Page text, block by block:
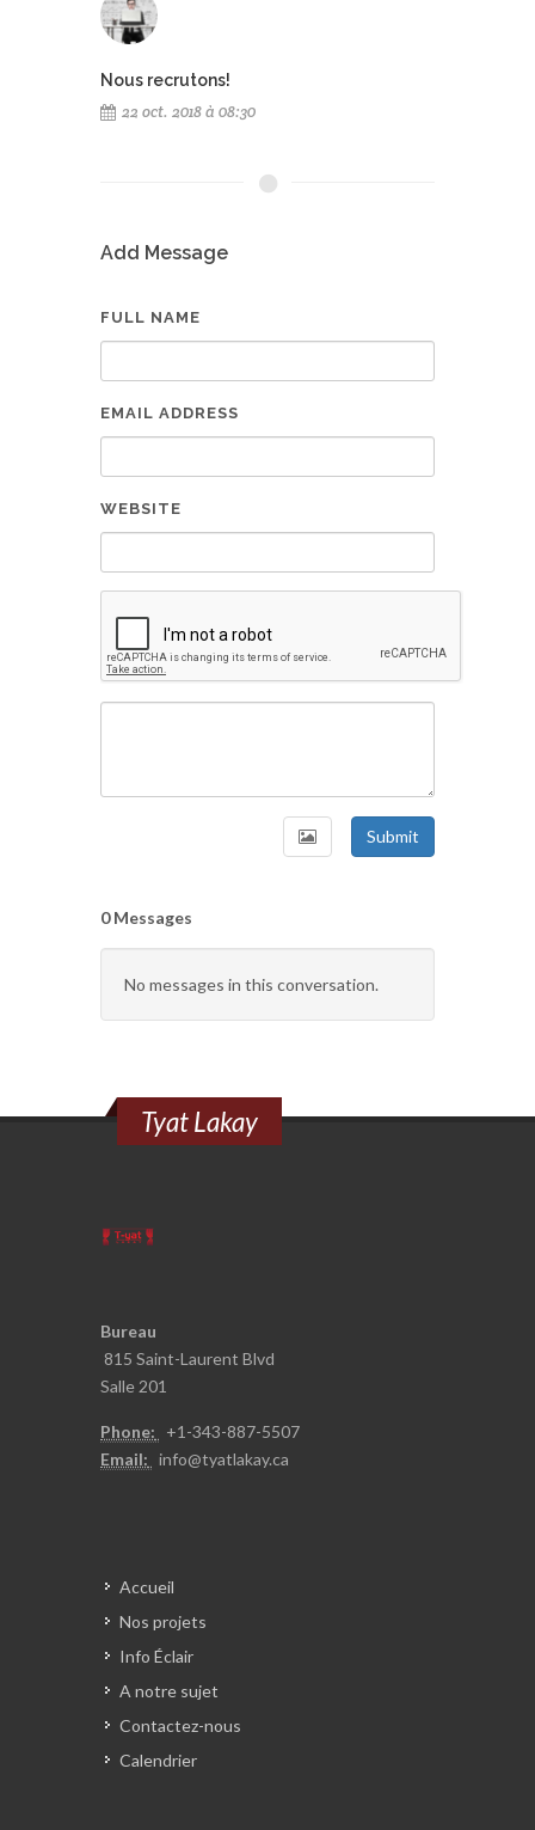
Nous recrutons!
22 oct. 2018 à 08:30
Add Message
FULL NAME
EMAIL ADDRESS
WEBSITE
Submit
0 Messages
No messages in this conversation.
Tyat Lakay
Bureau
815 Saint-Laurent Blvd
Salle 201
Phone: +1-343-887-5507
Email: info@tyatlakay.ca
Accueil
Nos projets
Info Éclair
A notre sujet
Contactez-nous
Calendrier